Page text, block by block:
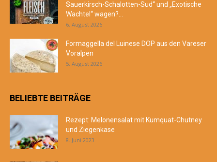
Sauerkirsch-Schalotten-Sud“ und „Exotische
Wachtel“ wagen?...
6. August 2026
Formaggella del Luinese DOP aus den Vareser
Voralpen
5. August 2026
BELIEBTE BEITRÄGE
Rezept: Melonensalat mit Kumquat-Chutney
und Ziegenkäse
8. Juni 2023